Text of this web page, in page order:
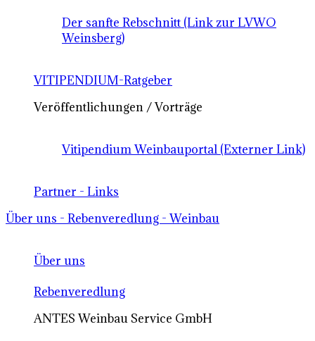
Der sanfte Rebschnitt (Link zur LVWO
Weinsberg)
VITIPENDIUM-Ratgeber
Veröffentlichungen / Vorträge
Vitipendium Weinbauportal (Externer Link)
Partner - Links
Über uns - Rebenveredlung - Weinbau
Über uns
Rebenveredlung
ANTES Weinbau Service GmbH